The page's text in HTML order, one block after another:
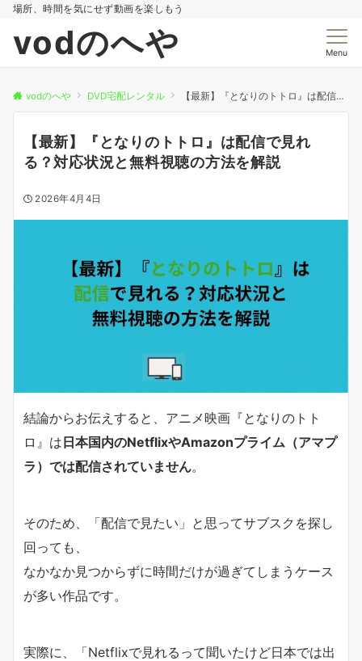
場所、時間を気にせず動画を楽しもう
vodのへや Menu
vodのへや DVD宅配レンタル 【最新】『となりのトトロ』は配信で見れる？対応状況と無料視聴の方法を解説
【最新】『となりのトトロ』は配信で見れ
る？対応状況と無料視聴の方法を解説
2026年4月4日
結論からお伝えすると、アニメ映画『となりのトト
ロ』は日本国内のNetflixやAmazonプライム（アマプ
ラ）では配信されていません。
そのため、「配信で見たい」と思ってサブスクを探し
回っても、
なかなか見つからずに時間だけが過ぎてしまうケース
が多い作品です。
実際に、「Netflixで見れるって聞いたけど日本では出